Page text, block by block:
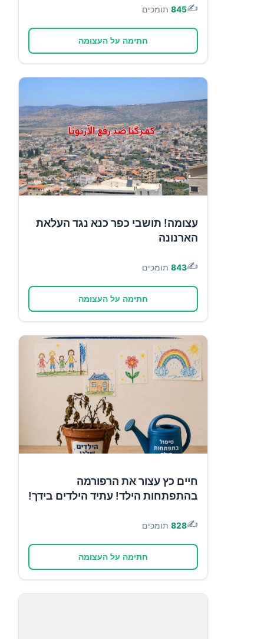
✍️
845 תומכים
חתימה על העצומה
עצומה! תושבי כפר כנא נגד העלאת
הארנונה
✍️
843 תומכים
חתימה על העצומה
חיים כץ עצור את הרפורמה
בהתפתחות הילד! עתיד הילדים בידך!
✍️
828 תומכים
חתימה על העצומה